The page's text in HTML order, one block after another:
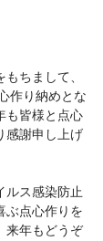
ちまして、
作り納めとな
も皆様と点心
感謝申し上げ
ルス感染防止
ぶ点心作りを
来年もどうぞ